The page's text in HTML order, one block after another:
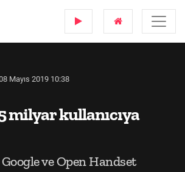
Mayıs 2019 10:38
milyar kullanıcıya
ve Open Handset